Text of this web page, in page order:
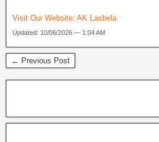
Visit Our Website: AK Lasbela
Updated: 10/06/2026 — 1:04 AM
← Previous Post